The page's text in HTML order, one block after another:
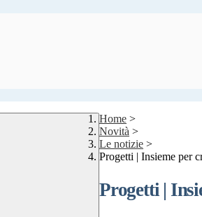
Home >
Novità >
Le notizie >
Progetti | Insieme per
Progetti |